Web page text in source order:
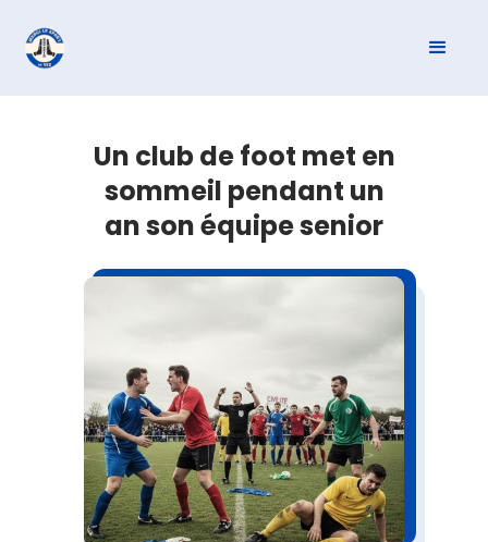
Un club de foot met en
sommeil pendant un
an son équipe senior